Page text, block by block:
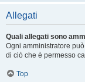
Allegati
Quali allegati sono
Ogni amministratore
di ciò che è permesso
Top